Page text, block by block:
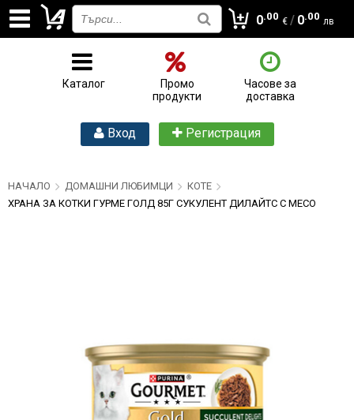
0.00 € / 0.00 лв
Каталог
Промо
продукти
Часове за
доставка
Вход Регистрация
НАЧАЛО ДОМАШНИ ЛЮБИМЦИ
КОТЕ
ХРАНА ЗА КОТКИ ГУРМЕ ГОЛД 85Г СУКУЛЕНТ ДИЛАЙТС С МЕСО